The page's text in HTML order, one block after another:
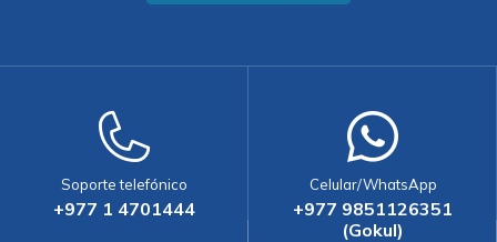
Soporte telefónico
+977 1 4701444
Celular/WhatsApp
+977 9851126351
(Gokul)